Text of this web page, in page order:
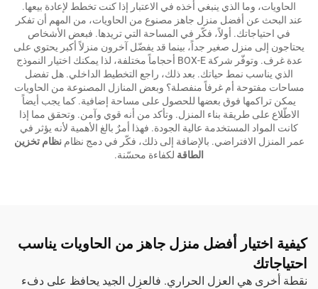
الحاويات، وما الذي ينبغي أخذه في الاعتبار إذا كنت تخطط لإعادة بيعها.
عند البحث عن أفضل منزل جاهز مصنوع من الحاويات، من المهم أن تفكر
في احتياجاتك. أولاً، فكّر في المساحة التي تريدها. فبعض الأشخاص
يحتاجون إلى منزل صغير جداً، بينما قد يفضّل آخرون منزلاً أكبر يحتوي على
عدة غرف. وتوفّر شركة BOX-E أحجاماً مختلفة، لذا يمكنك اختيار النموذج
الذي يناسب نمط حياتك. بعد ذلك، راجع التخطيط الداخلي. هل تفضل
مساحات مفتوحة أم غرفاً منفصلة؟ وبعض المنازل المصنوعة من الحاويات
يمكن تراكمها فوق بعضها للحصول على مساحة إضافية. كما يجب أيضاً
الاطّلاع على طريقة بناء المنزل. وتأكد من أنه قوي وآمن. وتحقق مما إذا
كانت المواد المستخدمة عالية الجودة. فهذا أمرٌ بالغ الأهمية لأنه يؤثر في
عمر المنزل الافتراضي. بالإضافة إلى ذلك، فكّر في دمج نظامنظام تخزين
الطاقة لكفاءة محسّنة.
كيفية اختيار أفضل منزل جاهز من الحاويات يناسب
احتياجاتك
نقطة أخرى هي العزل الحراري. فالعزل الجيد يحافظ على دفء